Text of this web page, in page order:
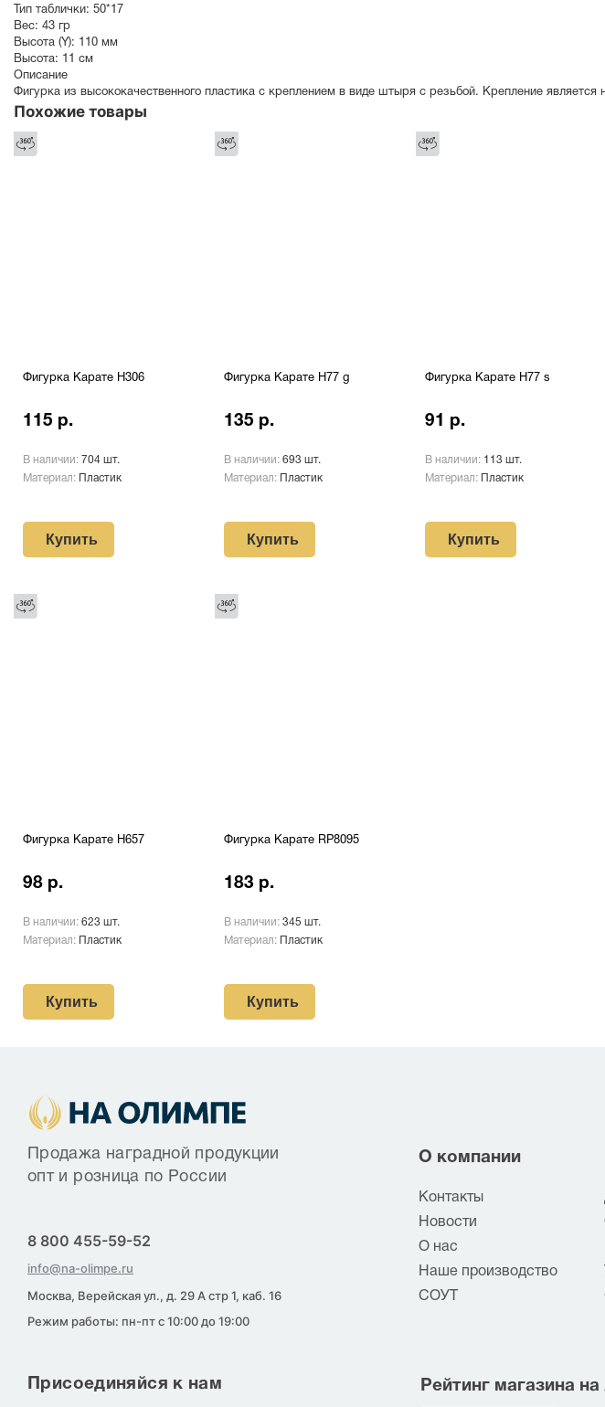
Тип таблички: 50*17
Вес: 43 гр
Высота (Y): 110 мм
Высота: 11 см
Описание
Фигурка из высококачественного пластика с креплением в виде штыря с резьбой. Крепление
Похожие товары
Фигурка Карате H306
115 р.
В наличии: 704 шт.
Материал:
Пластик
Купить
Фигурка Карате H77 g
135 р.
В наличии: 693 шт.
Материал:
Пластик
Купить
Фигурка Карате H77 s
91 р.
В наличии: 113 шт.
Материал:
Пластик
Купить
Фигурка Карате H657
98 р.
В наличии: 623 шт.
Материал:
Пластик
Купить
Фигурка Карате RP8095
183 р.
В наличии: 345 шт.
Материал:
Пластик
Купить
Продажа наградной продукции
опт и розница по России
8 800 455-59-52
info@na-olimpe.ru
Москва, Верейская ул., д. 29 А стр 1, каб. 16
Режим работы: пн-пт с 10:00 до 19:00
О компании
Контакты
Новости
О нас
Наше производство
СОУТ
Присоединяйся к нам Рейтинг магазина